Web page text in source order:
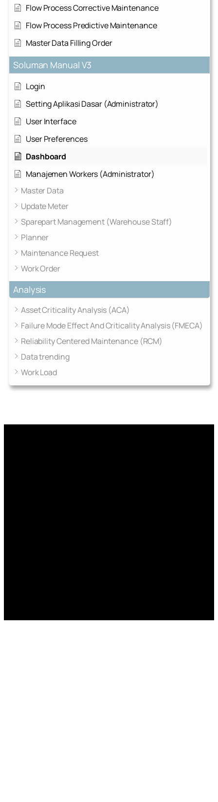
Flow Process Corrective Maintenance
Flow Process Predictive Maintenance
Master Data Filling Order
Soluman Manual V3
Login
Setting Aplikasi Dasar (Administrator)
User Interface
User Preferences
Dashboard
Manajemen Workers (Administrator)
Master Data
Update Meter
Sparepart Management (Warehouse Staff)
Planner
Maintenance Request
Work Order
Analysis
Asset Criticality Analysis (ACA)
Failure Mode Effect And Criticality Analysis (FMECA)
Reliability Centered Maintenance (RCM)
Data trending
Work Load